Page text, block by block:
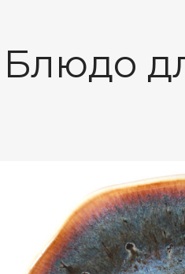
Блюдо